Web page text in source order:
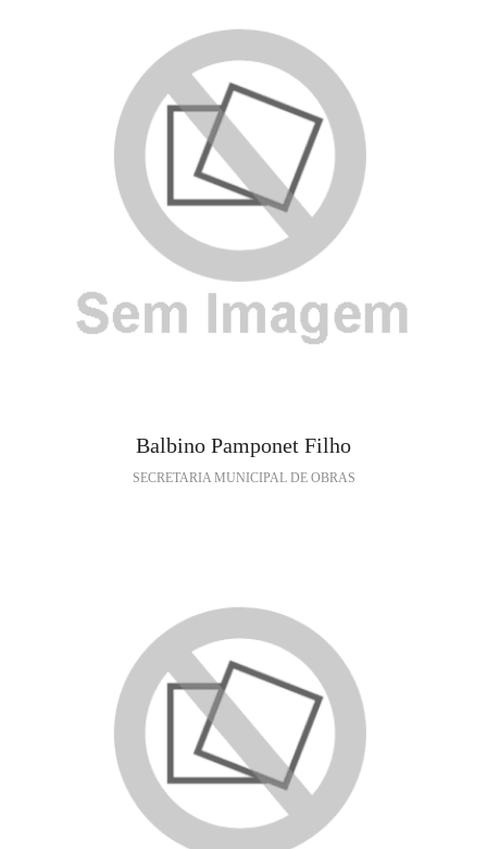
Balbino Pamponet Filho
SECRETARIA MUNICIPAL DE OBRAS